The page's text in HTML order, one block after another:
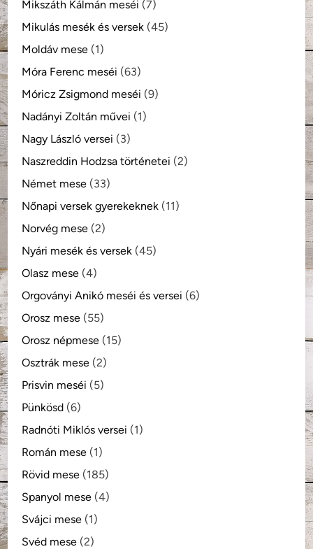
Mikszáth Kálmán meséi (7)
Mikulás mesék és versek (45)
Moldáv mese (1)
Móra Ferenc meséi (63)
Móricz Zsigmond meséi (9)
Nadányi Zoltán művei (1)
Nagy László versei (3)
Naszreddin Hodzsa történetei (2)
Német mese (33)
Nőnapi versek gyerekeknek (11)
Norvég mese (2)
Nyári mesék és versek (45)
Olasz mese (4)
Orgoványi Anikó meséi és versei (6)
Orosz mese (55)
Orosz népmese (15)
Osztrák mese (2)
Prisvin meséi (5)
Pünkösd (6)
Radnóti Miklós versei (1)
Román mese (1)
Rövid mese (185)
Spanyol mese (4)
Svájci mese (1)
Svéd mese (2)